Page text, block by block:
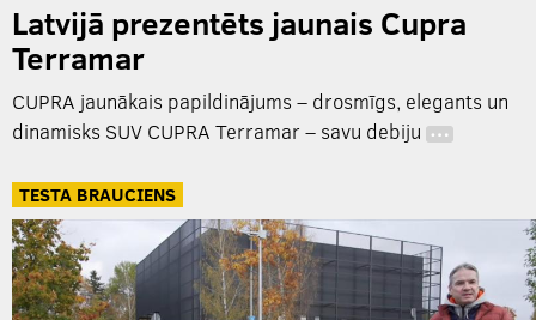
Latvijā prezentēts jaunais Cupra
Terramar
CUPRA jaunākais papildinājums – drosmīgs, elegants un
dinamisks SUV CUPRA Terramar – savu debiju …
TESTA BRAUCIENS